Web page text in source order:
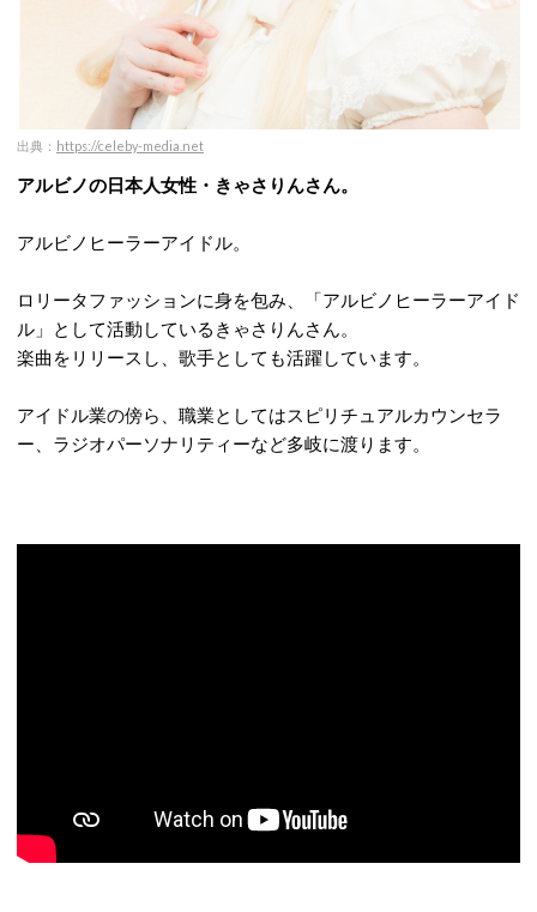
出典： https://celeby-media.net
アルビノの日本人女性・きゃさりんさん。
アルビノヒーラーアイドル。
ロリータファッションに身を包み、「アルビノヒーラーアイド
ル」として活動しているきゃさりんさん。
楽曲をリリースし、歌手としても活躍しています。
アイドル業の傍ら、職業としてはスピリチュアルカウンセラ
ー、ラジオパーソナリティーなど多岐に渡ります。